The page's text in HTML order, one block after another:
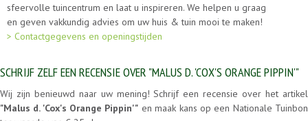
sfeervolle tuincentrum en laat u inspireren. We helpen u graag
en geven vakkundig advies om uw huis & tuin mooi te maken!
> Contactgegevens en openingstijden
SCHRIJF ZELF EEN RECENSIE OVER "MALUS D. 'COX'S ORANGE PIPPIN'"
Wij zijn benieuwd naar uw mening! Schrijf een recensie over het artikel
"Malus d. 'Cox's Orange Pippin'" en maak kans op een Nationale Tuinbon